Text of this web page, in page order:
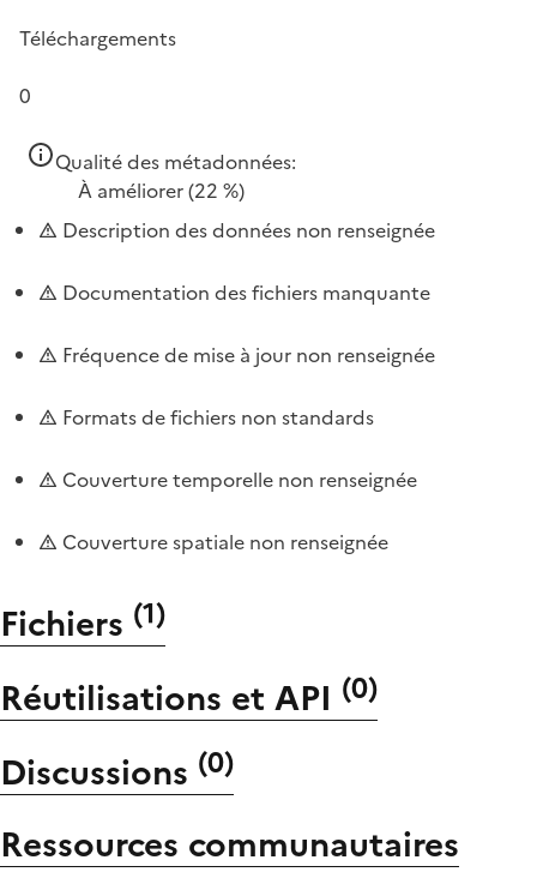
Téléchargements
0
Qualité des métadonnées:
À améliorer(22 %)
Description des données non renseignée
Documentation des fichiers manquante
Fréquence de mise à jour non renseignée
Formats de fichiers non standards
Couverture temporelle non renseignée
Couverture spatiale non renseignée
Fichiers (1)
Réutilisations et API (0)
Discussions (0)
Ressources communautaires